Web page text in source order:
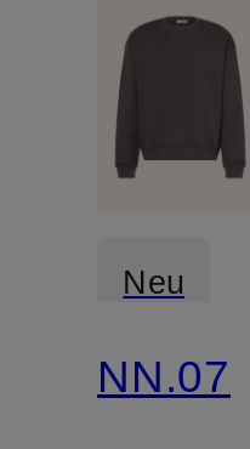
Neu
NN.07